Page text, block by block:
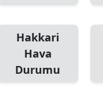
Hakkari
Hava
Durumu